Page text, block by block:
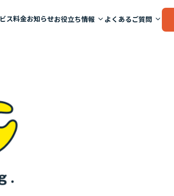
ス料金お知らせお役立ち情報 よくあるご質問